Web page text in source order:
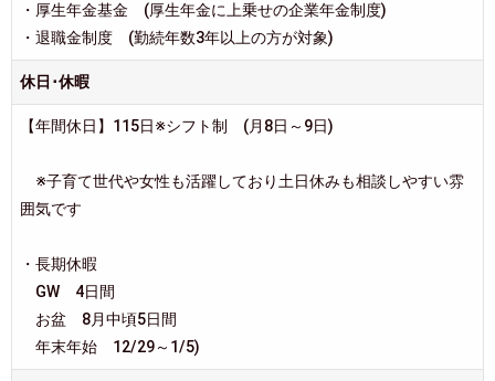
・厚生年金基金 (厚生年金に上乗せの企業年金制度)
・退職金制度 (勤続年数3年以上の方が対象)
休日･休暇
【年間休日】115日※シフト制 (月8日～9日)
※子育て世代や女性も活躍しており土日休みも相談しやすい雰
囲気です
・長期休暇
GW 4日間
お盆 8月中頃5日間
年末年始 12/29～1/5)